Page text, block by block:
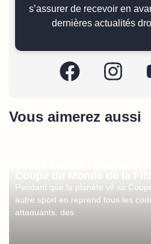
s’assurer de recevoir en
dernières actualités
Vous aimerez aussi
Pendant que la planète vit sa
autre sport en reprend tous les
attaquants, des